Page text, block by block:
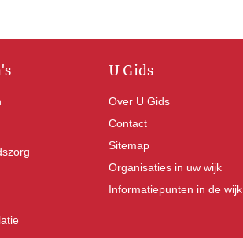
U Gids
Over U Gids
Contact
Sitemap
Organisaties in uw wijk
Informatiepunten in de wijk